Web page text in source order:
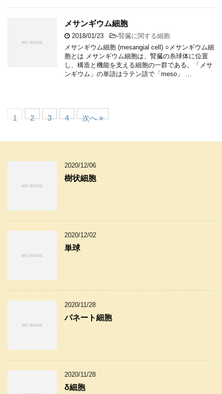
メサンギウム細胞
2018/01/23 -腎臓に関する細胞
メサンギウム細胞 (mesangial cell) ○メサンギウム細
胞とは メサンギウム細胞は、腎臓の糸球体に位置
し、構造と機能を支える細胞の一群である。「メサ
ンギウム」の単語はラテン語で「meso」 …
1 2 3 4 次へ »
2020/12/06
樹状細胞
2020/12/02
単球
2020/11/28
パネート細胞
2020/11/28
δ細胞